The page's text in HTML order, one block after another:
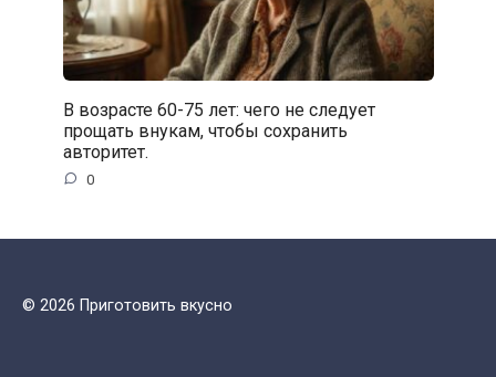
В возрасте 60-75 лет: чего не следует
прощать внукам, чтобы сохранить
авторитет.
0
© 2026 Приготовить вкусно